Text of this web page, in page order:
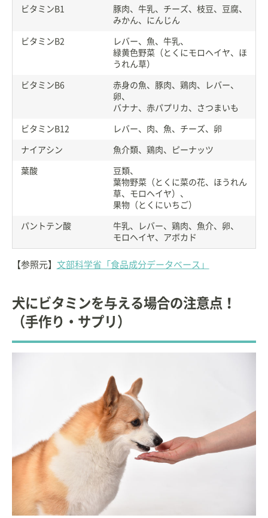
ビタミンB1
豚肉、牛乳、チーズ、枝豆、豆腐、
みかん、にんじん
ビタミンB2
レバー、魚、牛乳、
緑黄色野菜（とくにモロヘイヤ、ほ
うれん草）
ビタミンB6
赤身の魚、豚肉、鶏肉、レバー、
卵、
バナナ、赤パプリカ、さつまいも
ビタミンB12 レバー、肉、魚、チーズ、卵
ナイアシン 魚介類、鶏肉、ピーナッツ
葉酸
豆類、
葉物野菜（とくに菜の花、ほうれん
草、モロヘイヤ）、
果物（とくにいちご）
パントテン酸
牛乳、レバー、鶏肉、魚介、卵、
モロヘイヤ、アボカド
【参照元】 文部科学省「食品成分データベース」
犬にビタミンを与える場合の注意点！
（手作り・サプリ）